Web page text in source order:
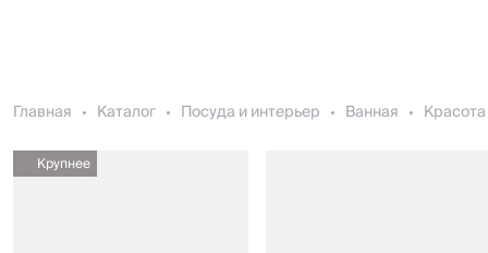
Главная Каталог Посуда и интерьер Ванная
Крупнее